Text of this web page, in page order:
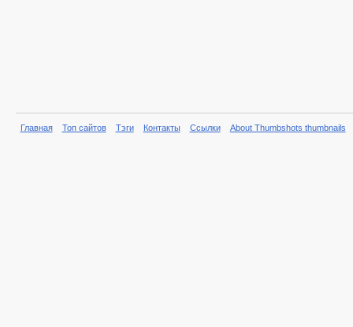
Главная Топ сайтов Тэги Контакты Ссылки About Thumbshots thumbnails